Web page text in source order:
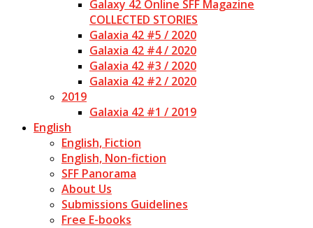
Galaxy 42 Online SFF Magazine
COLLECTED STORIES
Galaxia 42 #5 / 2020
Galaxia 42 #4 / 2020
Galaxia 42 #3 / 2020
Galaxia 42 #2 / 2020
2019
Galaxia 42 #1 / 2019
English
English, Fiction
English, Non-fiction
SFF Panorama
About Us
Submissions Guidelines
Free E-books